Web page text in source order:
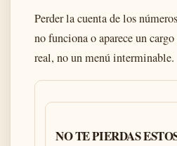
Perder la cuenta de los
no funciona o aparece un
real, no un menú interminable.
NO TE PIERDAS